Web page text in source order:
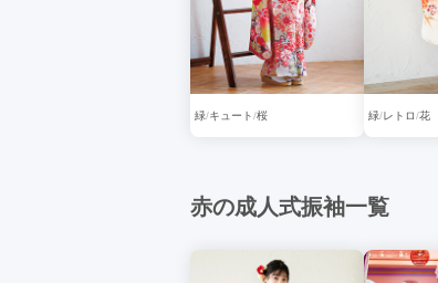
緑 キュート 桜 緑 レトロ 花
赤の成人式振袖一覧